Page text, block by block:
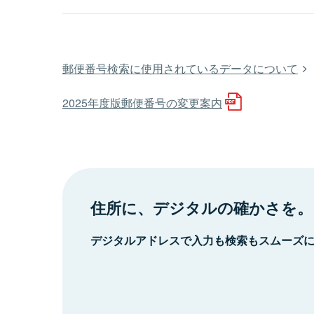
郵便番号検索に使用されているデータについて
2025年度版郵便番号の変更案内
住所に、デジタルの確かさを。
デジタルアドレスで入力も検索もスムーズ